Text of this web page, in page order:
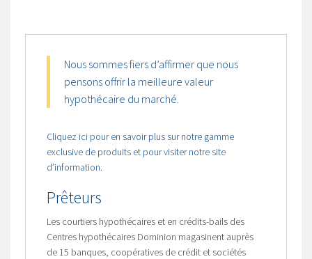
Nous sommes fiers d’affirmer que nous
pensons offrir la meilleure valeur
hypothécaire du marché.
Cliquez ici pour en savoir plus sur notre gamme
exclusive de produits et pour visiter notre site
d’information.
Prêteurs
Les courtiers hypothécaires et en crédits-bails des
Centres hypothécaires Dominion magasinent auprès
de 15 banques, coopératives de crédit et sociétés